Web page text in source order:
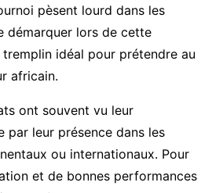
pèsent lourd dans les
démarquer lors de cette
idéal pour prétendre au
africain.
ont souvent vu leur
par leur présence dans les
ou internationaux. Pour
et de bonnes performances